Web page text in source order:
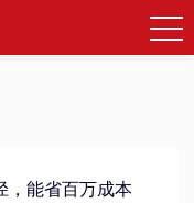
，能省百万成本